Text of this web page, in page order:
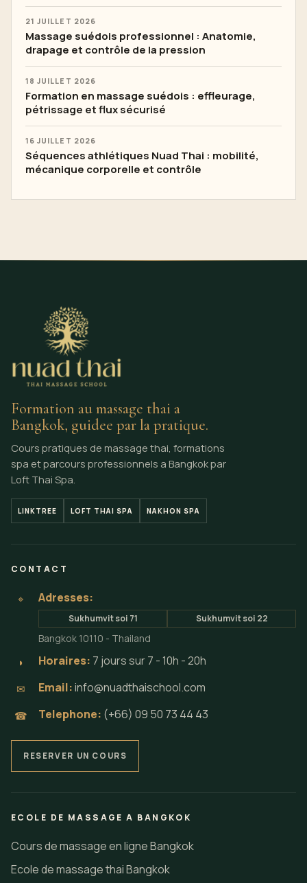
21 JUILLET 2026
Massage suédois professionnel : Anatomie,
drapage et contrôle de la pression
18 JUILLET 2026
Formation en massage suédois : effleurage,
pétrissage et flux sécurisé
16 JUILLET 2026
Séquences athlétiques Nuad Thai : mobilité,
mécanique corporelle et contrôle
Formation au massage thai a
Bangkok, guidee par la pratique.
Cours pratiques de massage thai, formations
spa et parcours professionnels a Bangkok par
Loft Thai Spa.
LINKTREE LOFT THAI SPA NAKHON SPA
CONTACT
⌖ Adresses:
Sukhumvit soi 71 Sukhumvit soi 22
Bangkok 10110 - Thailand
◗ Horaires: 7 jours sur 7 - 10h - 20h
✉ Email:info@nuadthaischool.com
☎ Telephone: (+66) 09 50 73 44 43
RESERVER UN COURS
ECOLE DE MASSAGE A BANGKOK
Cours de massage en ligne Bangkok
Ecole de massage thai Bangkok